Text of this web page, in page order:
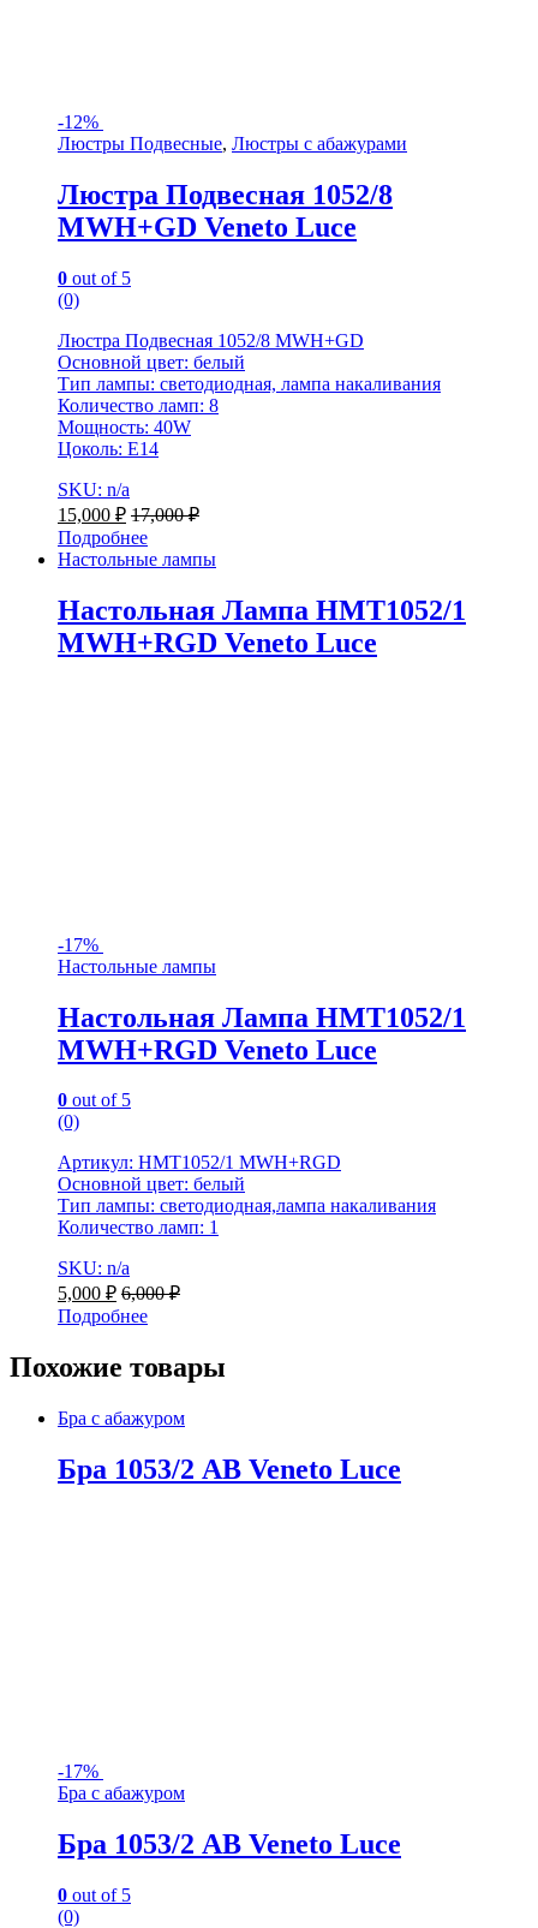
-12%
Люстры Подвесные, Люстры с абажурами
Люстра Подвесная 1052/8
MWH+GD Veneto Luce
0 out of 5
(0)
Люстра Подвесная 1052/8 MWH+GD
Основной цвет: белый
Тип лампы: светодиодная, лампа накаливания
Количество ламп: 8
Мощность: 40W
Цоколь: Е14
SKU: n/a
15,000 ₽ 17,000₽
Подробнее
Настольные лампы
Настольная Лампа HMT1052/1
MWH+RGD Veneto Luce
-17%
Настольные лампы
Настольная Лампа HMT1052/1
MWH+RGD Veneto Luce
0 out of 5
(0)
Артикул: HMT1052/1 MWH+RGD
Основной цвет: белый
Тип лампы: светодиодная,лампа накаливания
Количество ламп: 1
SKU: n/a
5,000 ₽ 6,000₽
Подробнее
Похожие товары
Бра с абажуром
Бра 1053/2 AB Veneto Luce
-17%
Бра с абажуром
Бра 1053/2 AB Veneto Luce
0 out of 5
(0)